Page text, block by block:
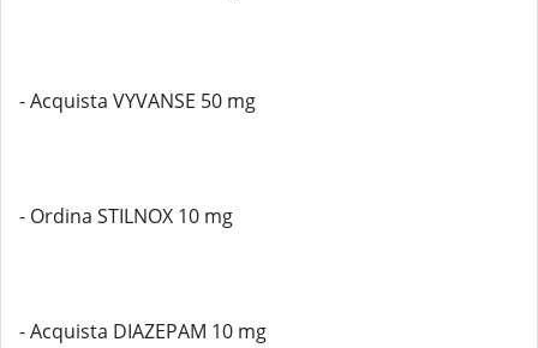
- Acquista VYVANSE 50 mg
- Ordina STILNOX 10 mg
- Acquista DIAZEPAM 10 mg